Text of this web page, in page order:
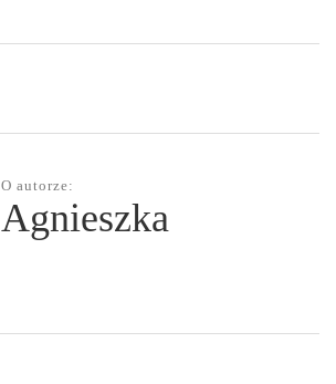
O autorze:
Agnieszka